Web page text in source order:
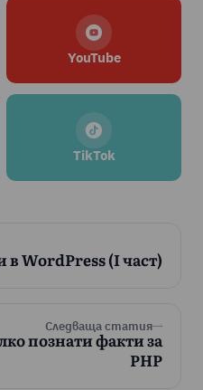
YouTube
TikTok
в WordPress (I част)
Следваща статия
познати факти за
PHP